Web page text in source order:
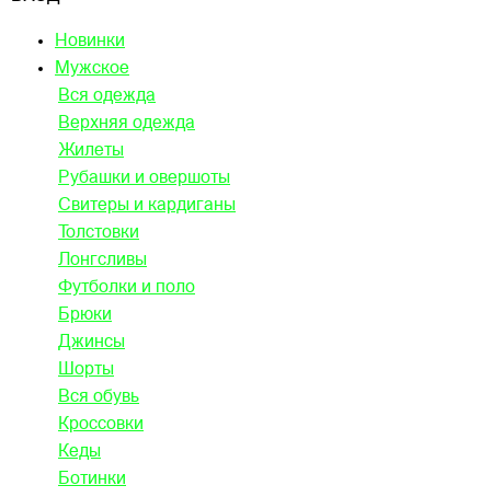
Новинки
Мужское
Вся одежда
Верхняя одежда
Жилеты
Рубашки и овершоты
Свитеры и кардиганы
Толстовки
Лонгсливы
Футболки и поло
Брюки
Джинсы
Шорты
Вся обувь
Кроссовки
Кеды
Ботинки